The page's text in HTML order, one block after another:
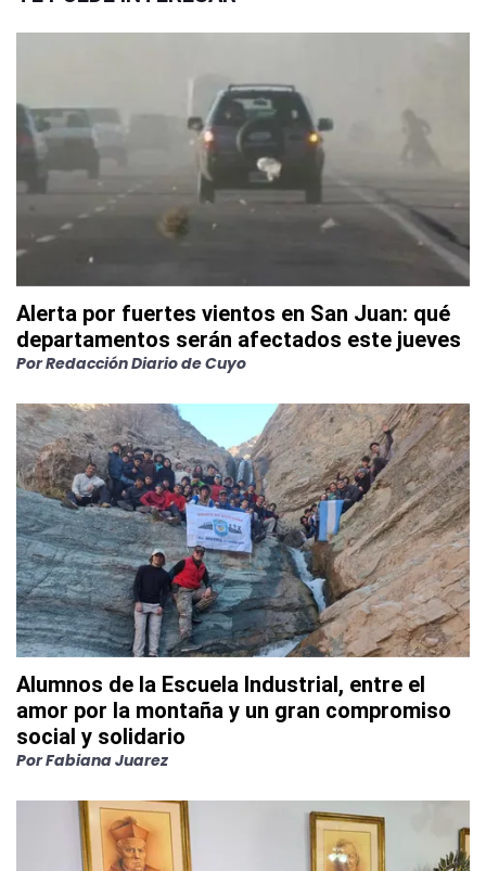
Alerta por fuertes vientos en San Juan: qué
departamentos serán afectados este jueves
PorRedacción Diario de Cuyo
Alumnos de la Escuela Industrial, entre el
amor por la montaña y un gran compromiso
social y solidario
PorFabiana Juarez